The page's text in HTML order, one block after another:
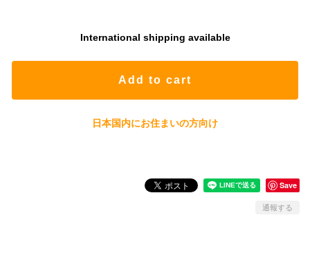
International shipping available
Add to cart
日本国内にお住まいの方向け
Save
通報する